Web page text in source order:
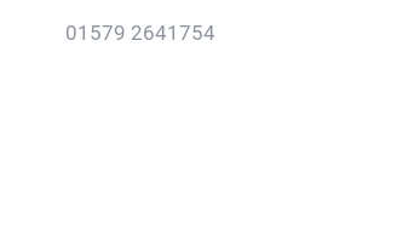
01579 2641754